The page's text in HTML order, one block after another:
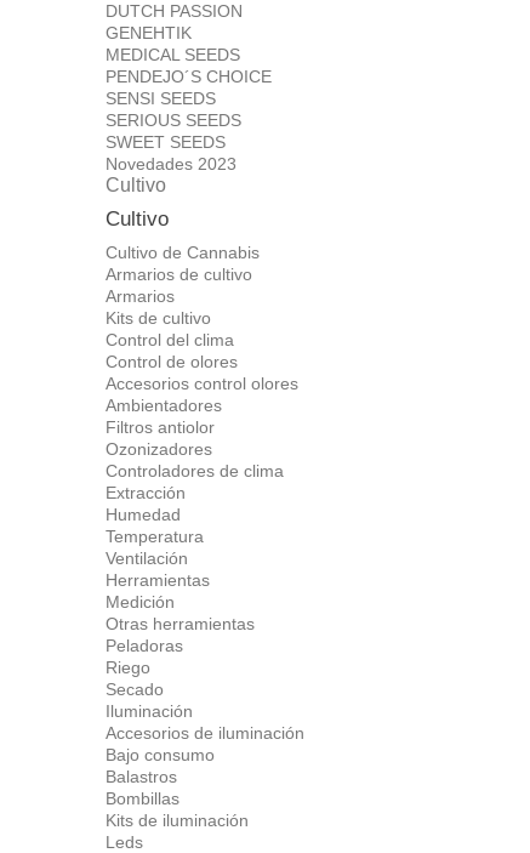
DUTCH PASSION
GENEHTIK
MEDICAL SEEDS
PENDEJO´S CHOICE
SENSI SEEDS
SERIOUS SEEDS
SWEET SEEDS
Novedades 2023
Cultivo
Cultivo
Cultivo de Cannabis
Armarios de cultivo
Armarios
Kits de cultivo
Control del clima
Control de olores
Accesorios control olores
Ambientadores
Filtros antiolor
Ozonizadores
Controladores de clima
Extracción
Humedad
Temperatura
Ventilación
Herramientas
Medición
Otras herramientas
Peladoras
Riego
Secado
Iluminación
Accesorios de iluminación
Bajo consumo
Balastros
Bombillas
Kits de iluminación
Leds